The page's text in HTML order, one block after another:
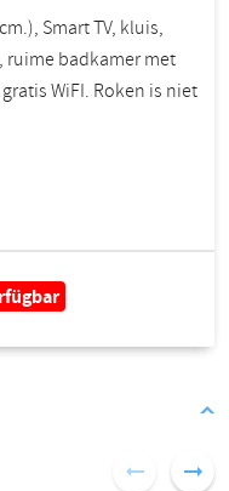
Smart TV, kluis,
badkamer met
WiFI. Roken is niet